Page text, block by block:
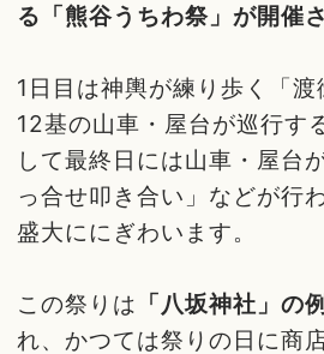
る「熊谷うちわ祭」が開催
1日目は神輿が練り歩く「
12基の山車・屋台が巡行す
して最終日には山車・屋台
っ合せ叩き合い」などが行
盛大ににぎわいます。
この祭りは 「八坂神社」の
れ、かつては祭りの日に商